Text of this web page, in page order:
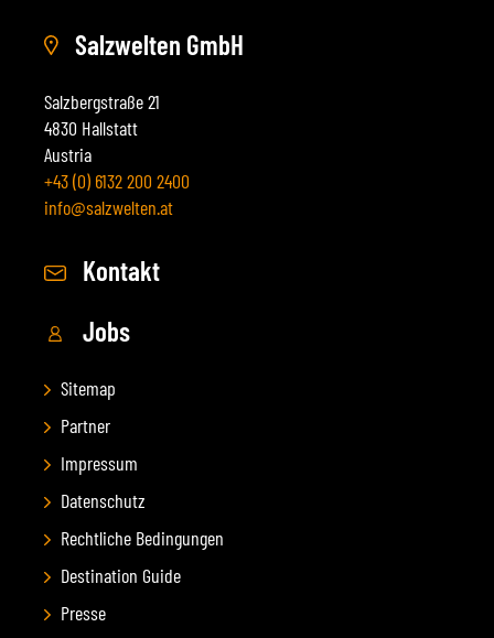
Salzwelten GmbH
Salzbergstraße 21
4830 Hallstatt
Austria
+43 (0) 6132 200 2400
info@salzwelten.at
Kontakt
Jobs
Sitemap
Partner
Impressum
Datenschutz
Rechtliche Bedingungen
Destination Guide
Presse